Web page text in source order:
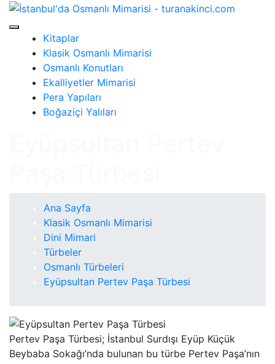
Kitaplar
Klasik Osmanlı Mimarisi
Osmanlı Konutları
Ekalliyetler Mimarisi
Pera Yapıları
Boğaziçi Yalıları
Ana Sayfa
Klasik Osmanlı Mimarisi
Dini Mimari
Türbeler
Osmanlı Türbeleri
Eyüpsultan Pertev Paşa Türbesi
Pertev Paşa Türbesi; İstanbul Surdışı Eyüp Küçük
Beybaba Sokağı’nda bulunan bu türbe Pertev Paşa’nın